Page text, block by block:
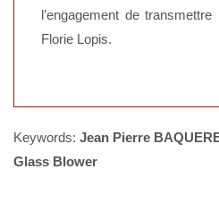
l’engagement de
Florie Lopis.
Keywords: Jean Pierre
Glass Blower